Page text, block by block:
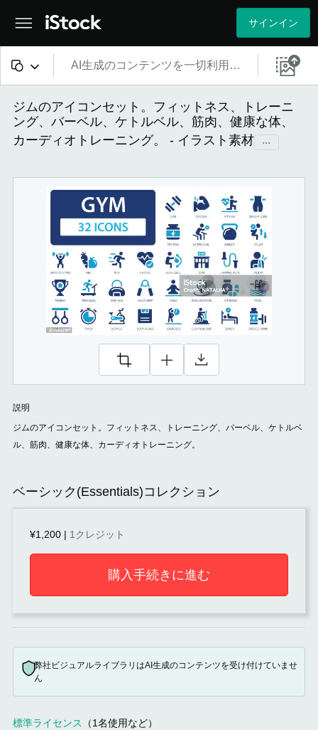
サインイン
すべてのコンテンツ
画像
イラスト
ベクター
映像
ジムのアイコンセット。フィットネス、トレーニ
ング、バーベル、ケトルベル、筋肉、健康な体、
カーディオトレーニング。 - イラスト素材
...
説明
ジムのアイコンセット。フィットネス、トレーニング、バーベル、ケトルベ
ル、筋肉、健康な体、カーディオトレーニング。
ベーシック(Essentials)コレクション
¥1,200 | 1クレジット
購入手続きに進む
弊社ビジュアルライブラリはAI生成のコンテンツを受け付けていませ
ん
標準ライセンス
（1名使用など）